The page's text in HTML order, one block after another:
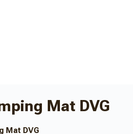
Mat DVG
Mat DVG